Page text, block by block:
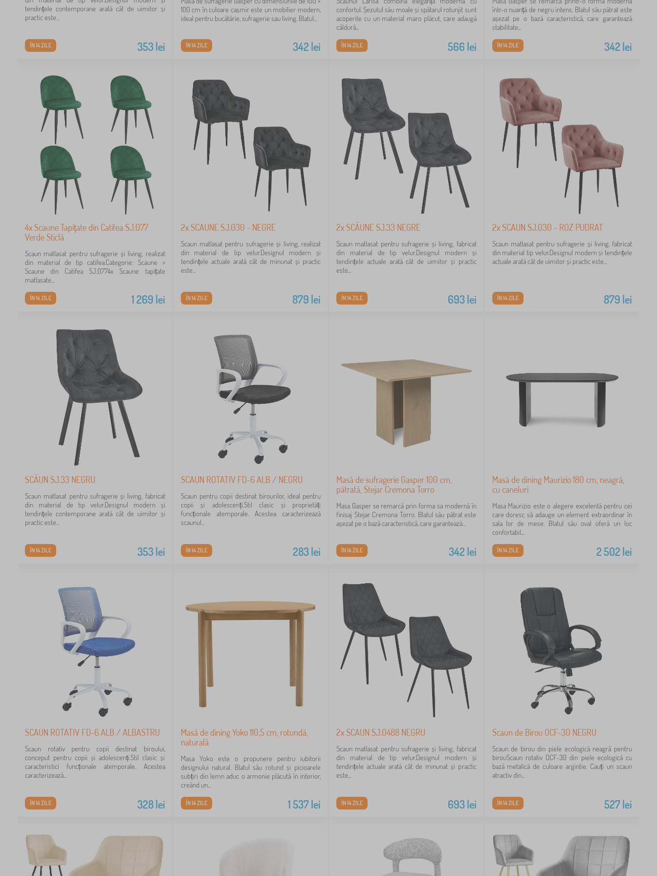
tendințele contemporane arată cât de uimitor și
practic este...
353lei
ÎN 14 ZILE
100 cm în culoare cașmir este un mobilier modern,
ideal pentru bucătărie, sufragerie sau living. Blatul...
342 lei
ÎN 14 ZILE
confortul. Șezutul său moale și spătarul rotunjit sunt
acoperite cu un material maro plăcut, care adaugă
căldură...
566 lei
ÎN 14 ZILE
într-o nuanță de negru intens. Blatul său pătrat este
așezat pe o bază caracteristică, care garantează
stabilitate...
342 lei
ÎN 14 ZILE
4x Scaune Tapițate din Catifea SJ.077
Verde Sticlă
Scaun matlasat pentru sufragerie și living, realizat
din material de tip catifea.Categorie: Scaune >
Scaune din Catifea SJ.0774x Scaune tapițate
matlasate...
1 269 lei
ÎN 14 ZILE
2x SCAUNE SJ.030 - NEGRE
Scaun matlasat pentru sufragerie și living, realizat
din material de tip velur.Designul modern și
tendințele actuale arată cât de minunat și practic
este...
879 lei
ÎN 14 ZILE
2x SCĂUNE SJ.33 NEGRE
Scaun matlasat pentru sufragerie și living, fabricat
din material de tip velur.Designul modern și
tendințele actuale arată cât de uimitor și practic
este...
693lei
ÎN 14 ZILE
2x SCAUN SJ.030 - ROZ PUDRAT
Scaun matlasat pentru sufragerie și living, fabricat
din material tip velur.Designul modern și tendințele
actuale arată cât de uimitor și practic este...
879 lei
ÎN 14 ZILE
SCĂUN SJ.33 NEGRU
Scaun matlasat pentru sufragerie și living, fabricat
din material de tip velur.Designul modern și
tendințele contemporane arată cât de uimitor și
practic este...
353lei
ÎN 14 ZILE
SCAUN ROTATIV FD-6 ALB / NEGRU
Scaun pentru copii destinat birourilor, ideal pentru
copii și adolescenți.Stil clasic și proprietăți
funcționale atemporale. Acestea caracterizează
scaunul...
283lei
ÎN 14 ZILE
Masă de sufragerie Gasper 100 cm,
pătrată, Stejar Cremona Torro
Masa Gasper se remarcă prin forma sa modernă în
finisaj Stejar Cremona Torro. Blatul său pătrat este
așezat pe o bază caracteristică, care garantează...
342 lei
ÎN 14 ZILE
Masă de dining Maurizio 180 cm, neagră,
cu caneluri
Masa Maurizio este o alegere excelentă pentru cei
care doresc să adauge un element extraordinar în
sala lor de mese. Blatul său oval oferă un loc
confortabil...
2 502 lei
ÎN 14 ZILE
SCAUN ROTATIV FD-6 ALB / ALBASTRU
Scaun rotativ pentru copii destinat biroului,
conceput pentru copii și adolescenți.Stil clasic și
caracteristici funcționale atemporale. Acestea
caracterizează...
328lei
ÎN 14 ZILE
Masă de dining Yoko 110,5 cm, rotundă,
naturală
Masa Yoko este o propunere pentru iubitorii
designului natural. Blatul său rotund și picioarele
subțiri din lemn aduc o armonie plăcută în interior,
creând un...
1 537lei
ÎN 14 ZILE
2x SCAUN SJ.0488 NEGRU
Scaun matlasat pentru sufragerie și living, fabricat
din material de tip velur.Designul modern și
tendințele actuale arată cât de minunat și practic
este...
693lei
ÎN 14 ZILE
Scaun de Birou OCF-30 NEGRU
Scaun de birou din piele ecologică neagră pentru
birouScaun rotativ OCF-30 din piele ecologică cu
bază metalică de culoare argintie. Cauți un scaun
atractiv din...
527lei
ÎN 14 ZILE